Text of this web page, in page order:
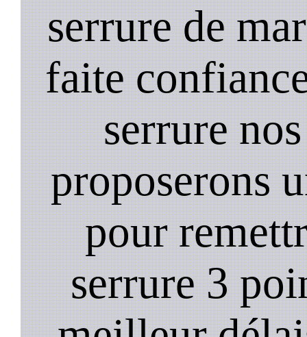
serrure de
faite
serrure
proposerons
pour
serrure 3